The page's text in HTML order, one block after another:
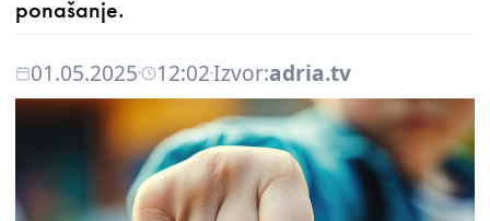
ponašanje.
01.05.2025 12:02Izvor:adria.tv